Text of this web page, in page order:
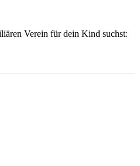
Verein für dein Kind suchst: